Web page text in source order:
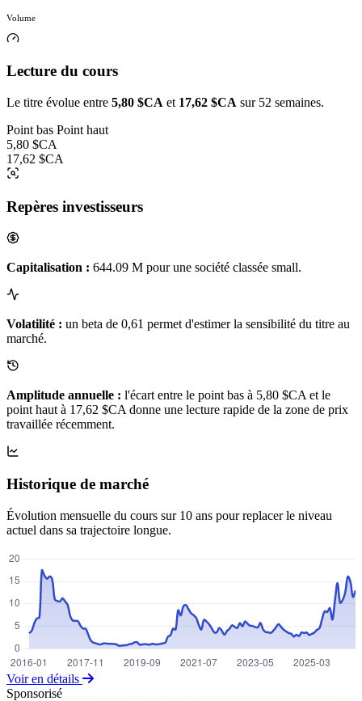
Volume
Lecture du cours
Le titre évolue entre 5,80 $CA et 17,62 $CA sur 52 semaines.
Point bas Point haut
5,80 $CA
17,62 $CA
Repères investisseurs
Capitalisation : 644.09 M pour une société classée small.
Volatilité : un beta de 0,61 permet d'estimer la sensibilité du titre au
marché.
Amplitude annuelle : l'écart entre le point bas à 5,80 $CA et le
point haut à 17,62 $CA donne une lecture rapide de la zone de prix
travaillée récemment.
Historique de marché
Évolution mensuelle du cours sur 10 ans pour replacer le niveau
actuel dans sa trajectoire longue.
Voir en détails
Sponsorisé